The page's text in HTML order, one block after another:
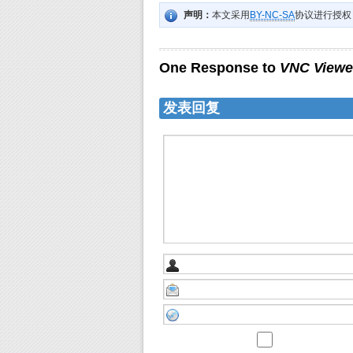
声明： 本文采用 BY-NC-SA协议进行授
One Response to VNC
发表回复